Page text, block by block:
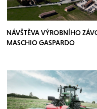
NÁVŠTĚVA VÝROBNÍHO
MASCHIO GASPARDO